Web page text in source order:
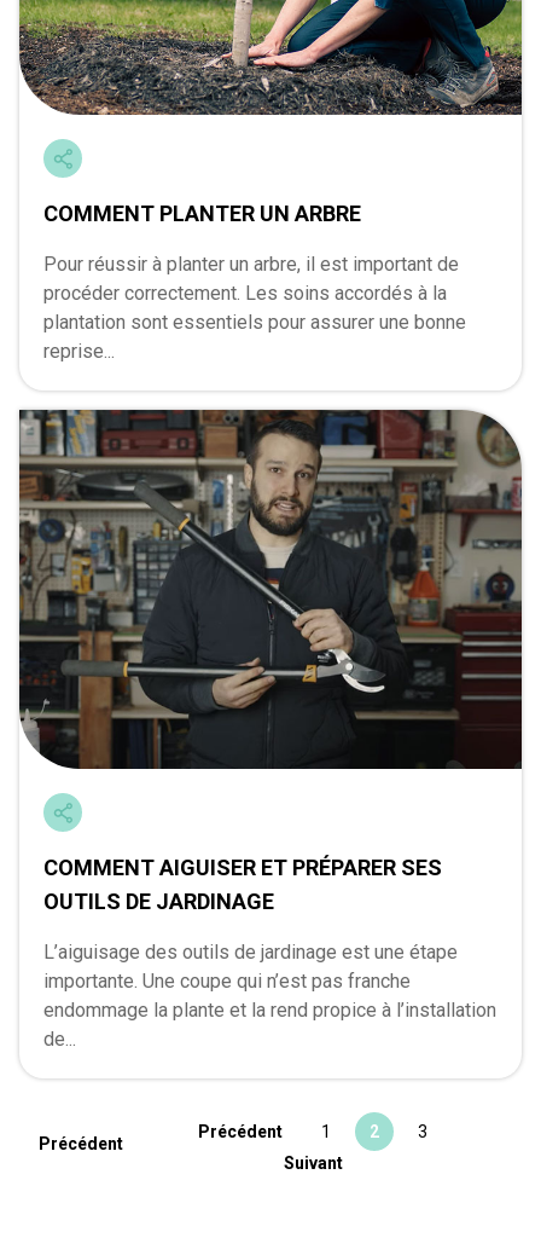
COMMENT PLANTER UN ARBRE
Pour réussir à planter un arbre, il est important de
procéder correctement. Les soins accordés à la
plantation sont essentiels pour assurer une bonne
reprise...
COMMENT AIGUISER ET PRÉPARER SES
OUTILS DE JARDINAGE
L’aiguisage des outils de jardinage est une étape
importante. Une coupe qui n’est pas franche
endommage la plante et la rend propice à l’installation
de...
Précédent
Précédent 1 2
3
Suivant